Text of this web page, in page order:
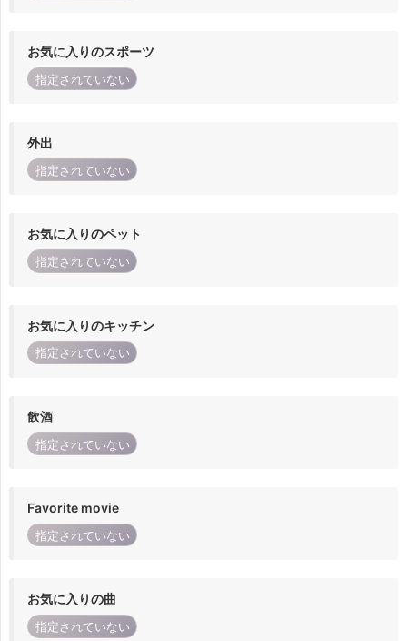
お気に入りのスポーツ
指定されていない
外出
指定されていない
お気に入りのペット
指定されていない
お気に入りのキッチン
指定されていない
飲酒
指定されていない
Favorite movie
指定されていない
お気に入りの曲
指定されていない